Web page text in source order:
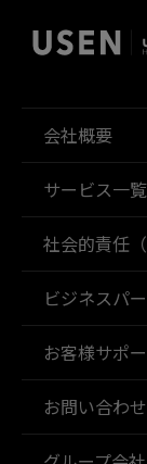
会社概要
サービス一覧
社会的責任（
ビジネスパ
お客様サポ
お問い合わ